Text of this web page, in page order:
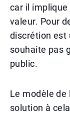
car il
valeur. Pour
discrétion est
souhaite pas
public.
Le modèle
solution à